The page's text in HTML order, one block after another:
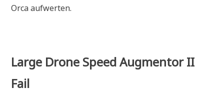
Orca aufwerten.
Large Drone Speed Augmentor II
Fail